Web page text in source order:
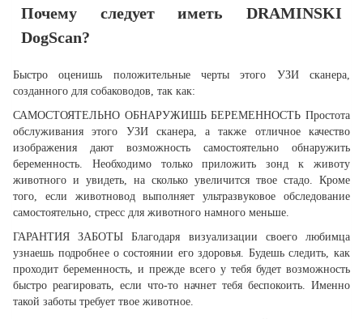
Почему следует иметь DRAMINSKI
DogScan?
Быстро оценишь положительные черты этого УЗИ сканера,
созданного для собаководов, так как:
САМОСТОЯТЕЛЬНО ОБНАРУЖИШЬ БЕРЕМЕННОСТЬ Простота
обслуживания этого УЗИ сканера, а также отличное качество
изображения дают возможность самостоятельно обнаружить
беременность. Необходимо только приложить зонд к животу
животного и увидеть, на сколько увеличится твое стадо. Кроме
того, если животновод выполняет ультразвуковое обследование
самостоятельно, стресс для животного намного меньше.
ГАРАНТИЯ ЗАБОТЫБлагодаря визуализации своего любимца
узнаешь подробнее о состоянии его здоровья. Будешь следить, как
проходит беременность, и прежде всего у тебя будет возможность
быстро реагировать, если что-то начнет тебя беспокоить. Именно
такой заботы требует твое животное.